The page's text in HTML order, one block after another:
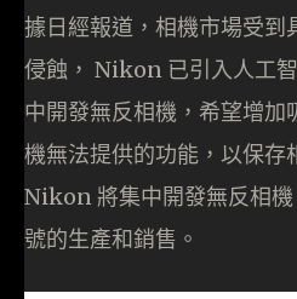
據日經報道，相機市場受到
侵蝕， Nikon 已引入人工
中開發無反相機，希望增加
機無法提供的功能，以保存
Nikon 將集中開發無反相
號的生產和銷售。